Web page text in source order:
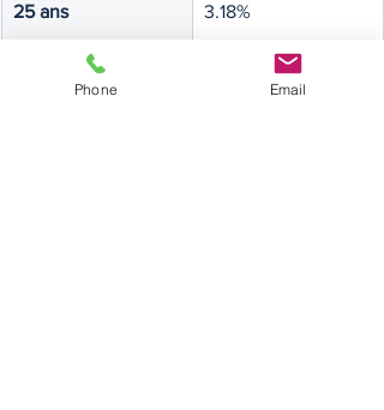
25 ans 3.18%
Sources: PRETTO.
Phone Email